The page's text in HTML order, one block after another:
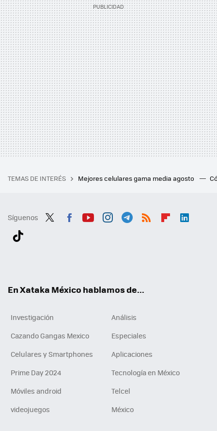
TEMAS DE INTERÉS Mejores celulares gama media agosto
Síguenos
En Xataka México hablamos de...
Investigación
Análisis
Cazando Gangas Mexico
Especiales
Celulares y Smartphones
Aplicaciones
Prime Day 2024
Tecnología en México
Móviles android
Telcel
videojuegos
México